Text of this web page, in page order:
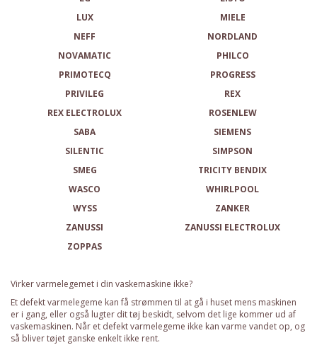
LUX
MIELE
NEFF
NORDLAND
NOVAMATIC
PHILCO
PRIMOTECQ
PROGRESS
PRIVILEG
REX
REX ELECTROLUX
ROSENLEW
SABA
SIEMENS
SILENTIC
SIMPSON
SMEG
TRICITY BENDIX
WASCO
WHIRLPOOL
WYSS
ZANKER
ZANUSSI
ZANUSSI ELECTROLUX
ZOPPAS
Virker varmelegemet i din vaskemaskine ikke?
Et defekt varmelegeme kan få strømmen til at gå i huset mens maskinen
er i gang, eller også lugter dit tøj beskidt, selvom det lige kommer ud af
vaskemaskinen. Når et defekt varmelegeme ikke kan varme vandet op, og
så bliver tøjet ganske enkelt ikke rent.